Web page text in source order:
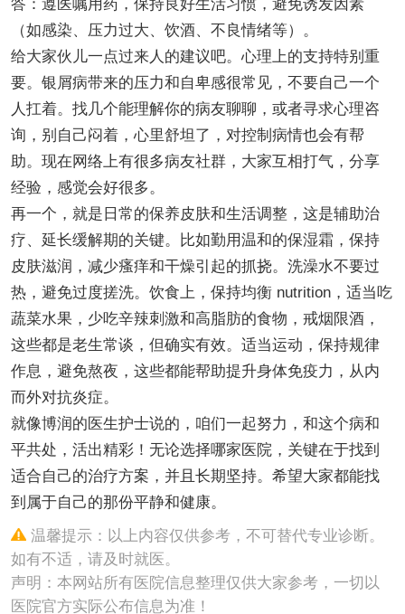
答：遵医嘱用药，保持良好生活习惯，避免诱发因素
（如感染、压力过大、饮酒、不良情绪等）。
给大家伙儿一点过来人的建议吧。心理上的支持特别重
要。银屑病带来的压力和自卑感很常见，不要自己一个
人扛着。找几个能理解你的病友聊聊，或者寻求心理咨
询，别自己闷着，心里舒坦了，对控制病情也会有帮
助。现在网络上有很多病友社群，大家互相打气，分享
经验，感觉会好很多。
再一个，就是日常的保养皮肤和生活调整，这是辅助治
疗、延长缓解期的关键。比如勤用温和的保湿霜，保持
皮肤滋润，减少瘙痒和干燥引起的抓挠。洗澡水不要过
热，避免过度搓洗。饮食上，保持均衡 nutrition，适当吃
蔬菜水果，少吃辛辣刺激和高脂肪的食物，戒烟限酒，
这些都是老生常谈，但确实有效。适当运动，保持规律
作息，避免熬夜，这些都能帮助提升身体免疫力，从内
而外对抗炎症。
就像博润的医生护士说的，咱们一起努力，和这个病和
平共处，活出精彩！无论选择哪家医院，关键在于找到
适合自己的治疗方案，并且长期坚持。希望大家都能找
到属于自己的那份平静和健康。
温馨提示：以上内容仅供参考，不可替代专业诊断。
如有不适，请及时就医。
声明：本网站所有医院信息整理仅供大家参考，一切以
医院官方实际公布信息为准！